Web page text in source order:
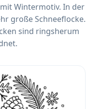
Wintermotiv. In der
große Schneeflocke.
sind ringsherum